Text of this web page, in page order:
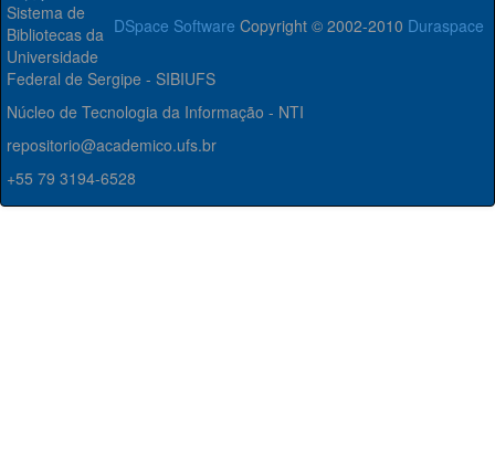
DSpace Software Copyright © 2002-2010 Duraspace
Sistema de
Bibliotecas da
Universidade
Federal de Sergipe - SIBIUFS
Núcleo de Tecnologia da Informação - NTI
repositorio@academico.ufs.br
+55 79 3194-6528